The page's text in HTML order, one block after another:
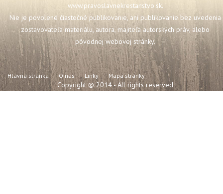
www.pravoslavnekrestanstvo.sk.
Nie je povolené čiastočné publikovanie, ani publikovanie bez uvedenia
zostavovateľa materiálu, autora, majiteľa autorských práv, alebo
pôvodnej webovej stránky.
Hlavná stránka O nás Linky Mapa stránky
Copyright © 2014 - All rights reserved